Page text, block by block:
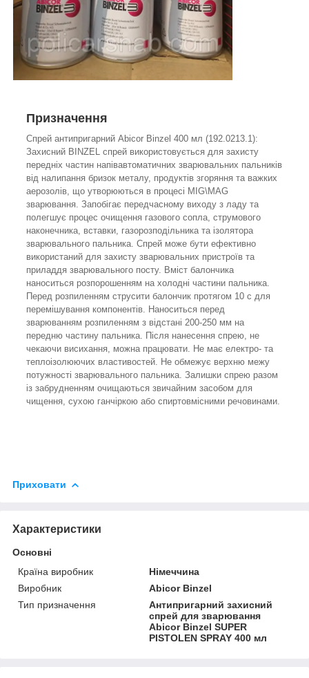
Призначення
Спрей антипригарний Abicor Binzel 400 мл (192.0213.1):
Захисний BINZEL спрей використовується для захисту
передніх частин напівавтоматичних зварювальних пальників
від налипання бризок металу, продуктів згоряння та важких
аерозолів, що утворюються в процесі MIG\MAG
зварювання. Запобігає передчасному виходу з ладу та
полегшує процес очищення газового сопла, струмового
наконечника, вставки, газорозподільника та ізолятора
зварювального пальника. Спрей може бути ефективно
використаний для захисту зварювальних пристроїв та
приладдя зварювального посту. Вміст балончика
наноситься розпорошенням на холодні частини пальника.
Перед розпиленням струсити балончик протягом 10 с для
перемішування компонентів. Наноситься перед
зварюванням розпиленням з відстані 200-250 мм на
передню частину пальника. Після нанесення спрею, не
чекаючи висихання, можна працювати. Не має електро- та
теплоізолюючих властивостей. Не обмежує верхню межу
потужності зварювального пальника. Залишки спрею разом
із забрудненням очищаються звичайним засобом для
чищення, сухою ганчіркою або спиртовмісними речовинами.
Приховати
Характеристики
Основні
Країна виробник
Німеччина
Виробник
Abicor Binzel
Тип призначення
Антипригарний захисний
спрей для зварювання
Abicor Binzel SUPER
PISTOLEN SPRAY 400 мл